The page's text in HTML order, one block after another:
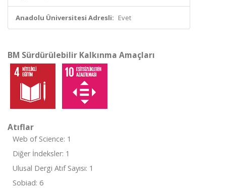
Anadolu Üniversitesi Adresli: Evet
BM Sürdürülebilir Kalkınma Amaçları
Atıflar
Web of Science: 1
Diğer İndeksler: 1
Ulusal Dergi Atıf Sayısı: 1
Sobiad: 6